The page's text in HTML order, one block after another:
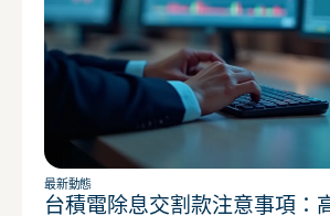
最新動態
台積電除息交割款注意事項：